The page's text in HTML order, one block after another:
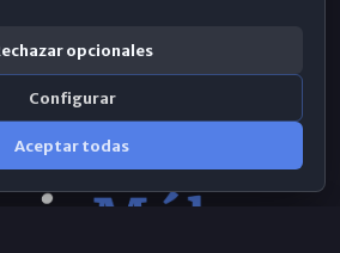
opcionales
Configurar
Aceptar todas